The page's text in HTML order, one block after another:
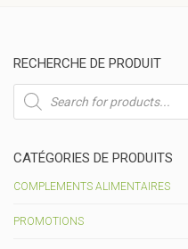
RECHERCHE DE PRODUIT
Recherche
de
produits
CATÉGORIES DE PRODUITS
COMPLEMENTS ALIMENTAIRES
PROMOTIONS